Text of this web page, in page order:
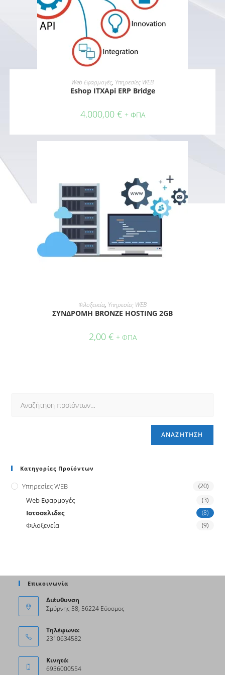
ΠΡΟΣΘΉΚΗ ΣΤΟ ΚΑΛΆΘΙ
Web Εφαρμογές, Υπηρεσίες WEB
Eshop ITXApi ERP Bridge
4.000,00 € + ΦΠΑ
ΠΡΟΣΘΉΚΗ ΣΤΟ ΚΑΛΆΘΙ
Φιλοξενεία, Υπηρεσίες WEB
ΣΥΝΔΡΟΜΗ BRONZE HOSTING 2GB
2,00 € + ΦΠΑ
ΑΝΑΖΉΤΗΣΗ
Κατηγορίες Προϊόντων
Υπηρεσίες WEB (20)
Web Εφαρμογές (3)
Ιστοσελιδες (8)
Φιλοξενεία (9)
Επικοινωνία
Διέυθυνση
Σμύρνης 58, 56224 Εύοσμος
Τηλέφωνο:
2310634582
Κινητό:
6936000554